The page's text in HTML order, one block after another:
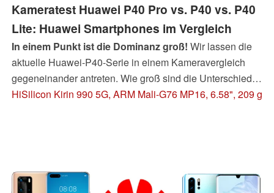
Kameratest Huawei P40 Pro vs. P40 vs. P40
Lite: Huawei Smartphones im Vergleich
In einem Punkt ist die Dominanz groß! Wir lassen die
aktuelle Huawei-P40-Serie in einem Kameravergleich
gegeneinander antreten. Wie groß sind die Unterschiede
zwischen den beiden Platzhirschen Huawei P40 und P40
HiSilicon Kirin 990 5G, ARM Mali-G76 MP16, 6.58", 209 g